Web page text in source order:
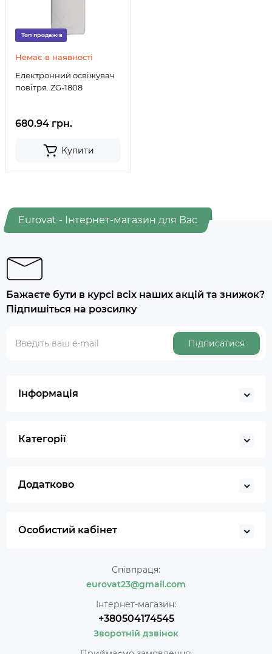
Топ продажів
Немає в наявності
Електронний освіжувач
повітря. ZG-1808
680.94 грн.
Купити
Eurovat - Інтернет-магазин для Вас
Бажаєте бути в курсі всіх наших акцій та знижок?
Підпишіться на розсилку
Підписатися
Інформація
Категорії
Додатково
Особистий кабінет
Співпраця:
eurovat23@gmail.com
Інтернет-магазин:
+380504174545
Зворотній дзвінок